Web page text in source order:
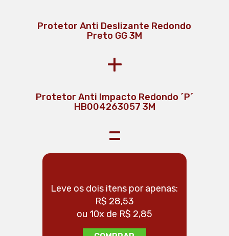
Protetor Anti Deslizante Redondo
Preto GG 3M
+
Protetor Anti Impacto Redondo ´P´
HB004263057 3M
=
Leve os dois itens por apenas:
R$ 28,53
ou 10x de R$ 2,85